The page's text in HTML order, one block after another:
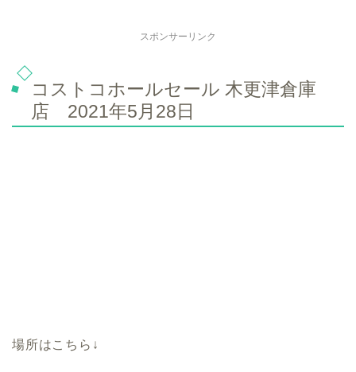
スポンサーリンク
コストコホールセール 木更津倉庫
店 2021年5月28日
場所はこちら↓